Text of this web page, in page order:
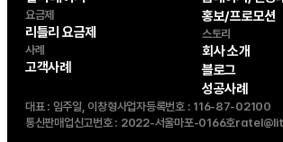
요금제
리틀리 요금제
사례
고객사례
스토리
블로그
성공사례
회사 소개
홍보/프로모션
대표 : 임주일, 이창형사업자등록번호 : 116-87-02100
통신판매업신고번호 : 2022-서울마포-0166호